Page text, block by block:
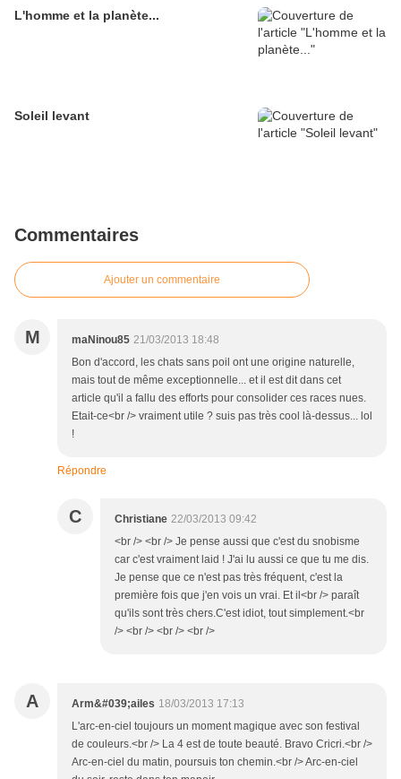
L'homme et la planète...
Soleil levant
Commentaires
Ajouter un commentaire
M maNinou85 21/03/2013 18:48
Bon d'accord, les chats sans poil ont une origine naturelle,
mais tout de même exceptionnelle... et il est dit dans cet
article qu'il a fallu des efforts pour consolider ces races nues.
Etait-ce<br /> vraiment utile ? suis pas très cool là-dessus... lol
!
Répondre
C Christiane 22/03/2013 09:42
<br /> <br /> Je pense aussi que c'est du snobisme
car c'est vraiment laid ! J'ai lu aussi ce que tu me dis.
Je pense que ce n'est pas très fréquent, c'est la
première fois que j'en vois un vrai. Et il<br /> paraît
qu'ils sont très chers.C'est idiot, tout simplement.<br
/> <br /> <br /> <br />
A Arm&#039;ailes 18/03/2013 17:13
L'arc-en-ciel toujours un moment magique avec son festival
de couleurs.<br /> La 4 est de toute beauté. Bravo Cricri.<br />
Arc-en-ciel du matin, poursuis ton chemin.<br /> Arc-en-ciel